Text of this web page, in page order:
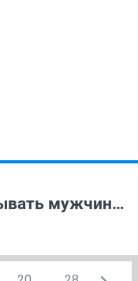
Сколько должен зарабатывать мужчина?